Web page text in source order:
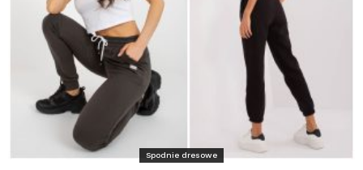
Spodnie dresowe